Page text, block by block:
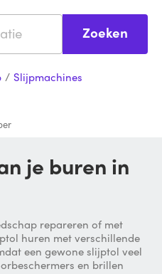
Zoeken
/ Slijpmachines
repareren of met
huren met verschillende
een gewone slijptol veel
en brillen